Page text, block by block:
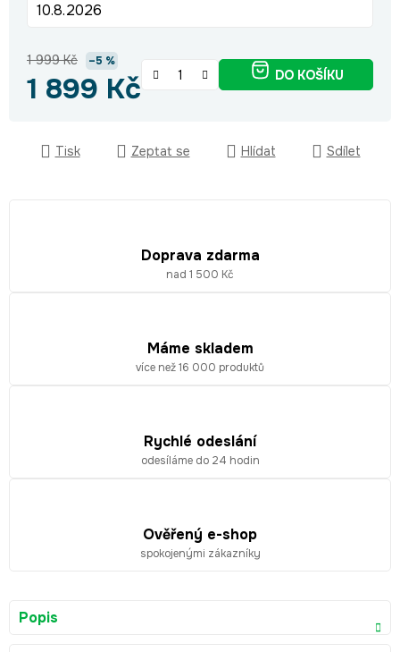
10.8.2026
1 999 Kč –5 %
1 899 Kč DO KOŠÍKU
Tisk Zeptat se Hlídat Sdílet
Doprava zdarma
nad 1 500 Kč
Máme skladem
více než 16 000 produktů
Rychlé odeslání
odesíláme do 24 hodin
Ověřený e-shop
spokojenými zákazníky
Popis